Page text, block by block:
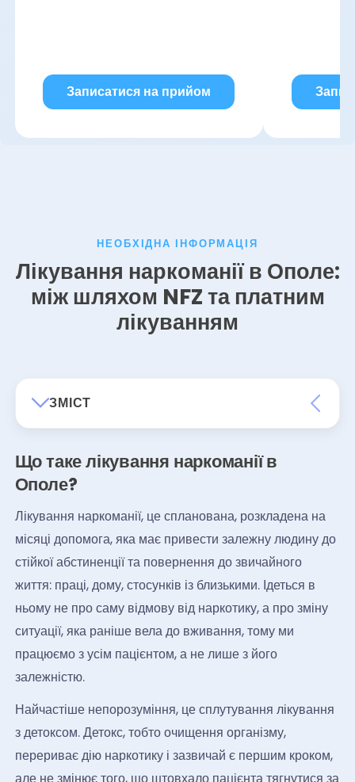
Записатися на прийом
НЕОБХІДНА ІНФОРМАЦІЯ
Лікування наркоманії в Ополе:
між шляхом NFZ та платним
лікуванням
ЗМІСТ
Що таке лікування наркоманії в
Ополе?
Лікування наркоманії, це спланована, розкладена на
місяці допомога, яка має привести залежну людину до
стійкої абстиненції та повернення до звичайного
життя: праці, дому, стосунків із близькими. Ідеться в
ньому не про саму відмову від наркотику, а про зміну
ситуації, яка раніше вела до вживання, тому ми
працюємо з усім пацієнтом, а не лише з його
залежністю.
Найчастіше непорозуміння, це сплутування лікування
з детоксом. Детокс, тобто очищення організму,
перериває дію наркотику і зазвичай є першим кроком,
але не змінює того, що штовхало пацієнта тягнутися за